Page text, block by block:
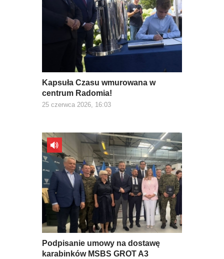
Kapsuła Czasu wmurowana w
centrum Radomia!
25 czerwca 2026, 16:03
Podpisanie umowy na dostawę
karabinków MSBS GROT A3